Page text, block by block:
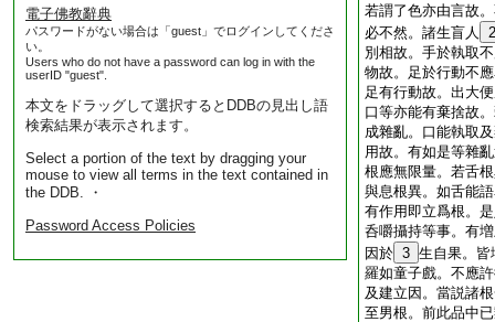
電子佛教辭典
パスワードがない場合は「guest」でログインしてくださ
い。
Users who do not have a password can log in with the
userID "guest".
本文をドラッグして選択するとDDBの見出し語
検索結果が表示されます。
Select a portion of the text by dragging your
mouse to view all terms in the text contained in
the DDB. ・
Password Access Policies
若謂了色亦由言故
必不然。諸生盲人
2
別相故。手於執取
物故。足於行動不
足有行動故。出大
口等亦能有棄捨故
成雜亂。口能執取
用故。有如是等雜
根應無限量。若舌
與息根異。如舌能
有作用即立爲根。
呑嚼攝持等事。有
因於 3 生自果。皆
羅如童子戲。不應
及建立因。當説諸
至男根。前此品中